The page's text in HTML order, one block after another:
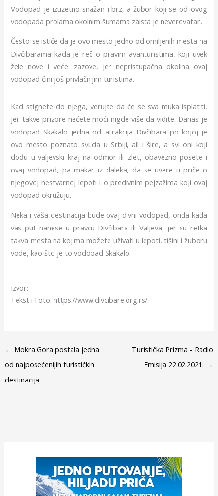
Vodopad je izuzetno snažan i brz, a žubor koji se od ovog
vodopada prolama okolnim šumama zaista je neverovatan.
Često se ističe da je ovo mesto jedno od omiljenih mesta na
Divčibarama kada je reč o pravim avanturistima, koji uvek
žele nove i veće izazove, jer nepristupačna okolina ovaj
vodopad čini još privlačnijim turistima.
Kad stignete do njega, verujte da će se sva muka isplatiti,
jer takve prizore nećete moći nigde više da vidite. Danas je
vodopad Skakalo jedna od atrakcija Divčibara po kojoj je
ovo mesto poznato svuda u Srbiji, ali i šire, a svi oni koji
dođu u valjevski kraj na odmor ili izlet, obavezno posete i
ovaj vodopad, pa makar iz daleka, da se uvere u priče o
njegovoj nestvarnoj lepoti i o predivnim pejzažima koji ovaj
vodopad okružuju.
Neka i vaša destinacija bude ovaj divni vodopad, onda kada
vas put nanese u pravcu Divčibara ili Valjeva, jer su retka
takva mesta na kojima možete uživati u lepoti, tišini i žuboru
vode, kao što je to vodopad Skakalo.
Izvor:
Tekst i Foto: https://www.divcibare.org.rs/
← Mokra Gora postala jedna
od najposećenijih turističkih
destinacija
Turistička Prizma - Radio
Emisija 22.02.2021. →